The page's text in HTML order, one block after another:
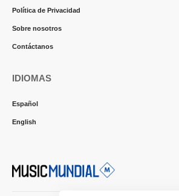
Política de Privacidad
Sobre nosotros
Contáctanos
IDIOMAS
Español
English